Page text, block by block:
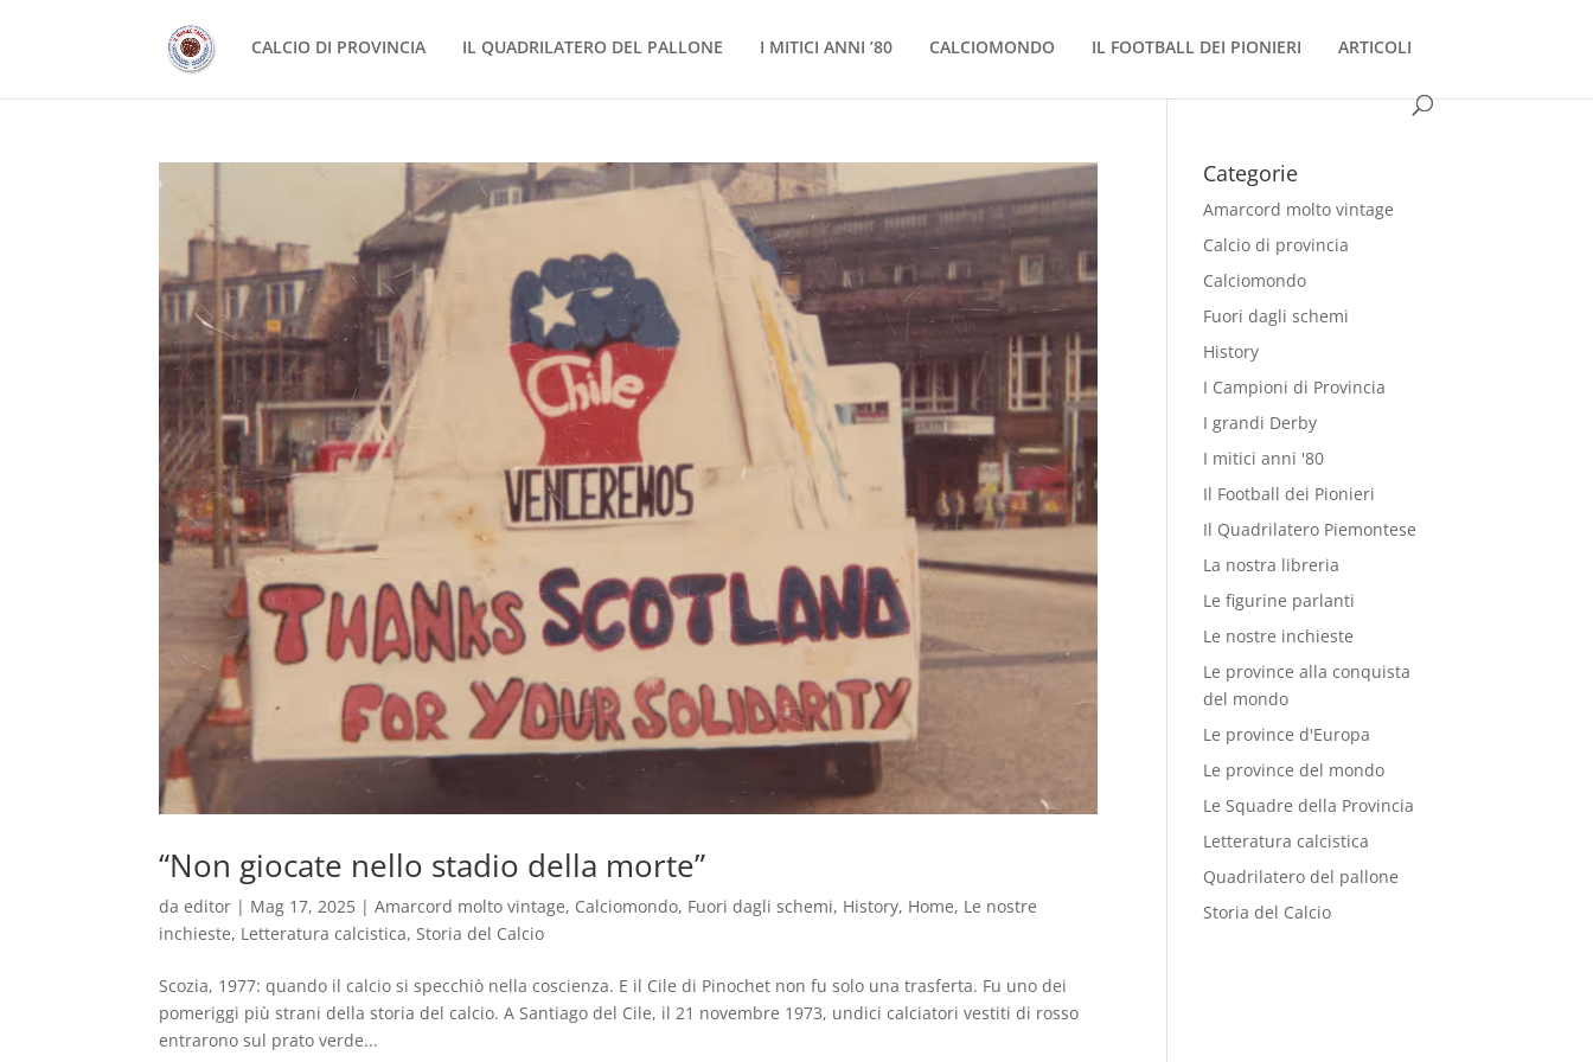
CALCIO DI PROVINCIA IL QUADRILATERO DEL PALLONE I MITICI ANNI ’80 CALCIOMONDO IL FOOTBALL DEI PIONIERI ARTICOLI
“Non giocate nello stadio della morte”
daeditor | Mag 17, 2025 |Amarcord molto vintage, Calciomondo, Fuori dagli schemi, History, Home, Le nostre
inchieste, Letteratura calcistica,Storia del Calcio
Scozia, 1977: quando il calcio si specchiò nella coscienza. E il Cile di Pinochet non fu solo una trasferta. Fu uno dei
pomeriggi più strani della storia del calcio. A Santiago del Cile, il 21 novembre 1973, undici calciatori vestiti di rosso
entrarono sul prato verde...
Categorie
Amarcord molto vintage
Calcio di provincia
Calciomondo
Fuori dagli schemi
History
I Campioni di Provincia
I grandi Derby
I mitici anni '80
Il Football dei Pionieri
Il Quadrilatero Piemontese
La nostra libreria
Le figurine parlanti
Le nostre inchieste
Le province alla conquista
del mondo
Le province d'Europa
Le province del mondo
Le Squadre della Provincia
Letteratura calcistica
Quadrilatero del pallone
Storia del Calcio